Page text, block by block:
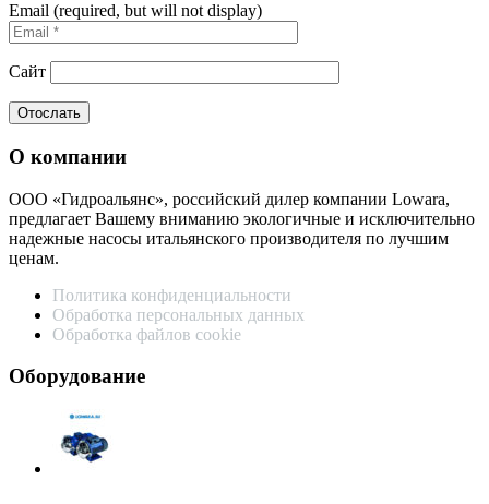
Email (required, but will not display)
Сайт
О компании
ООО «Гидроальянс», российский дилер компании Lowara,
предлагает Вашему вниманию экологичные и исключительно
надежные насосы итальянского производителя по лучшим
ценам.
Политика конфиденциальности
Обработка персональных данных
Обработка файлов cookie
Оборудование